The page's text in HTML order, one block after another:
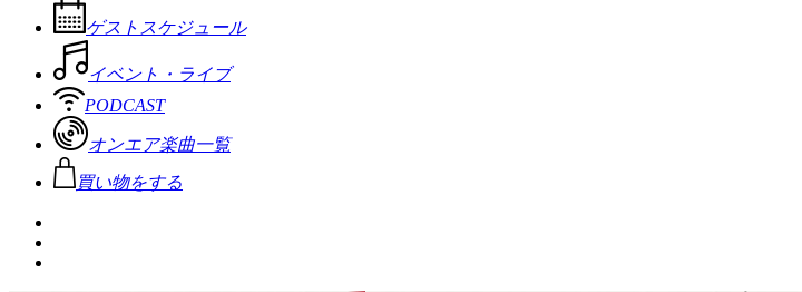
ゲストスケジュール
イベント・ライブ
PODCAST
オンエア楽曲一覧
買い物をする